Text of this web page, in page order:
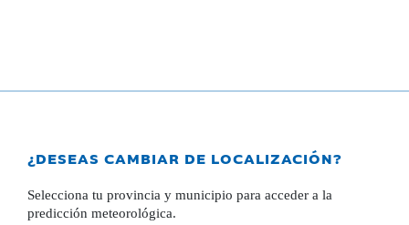
¿DESEAS CAMBIAR DE LOCALIZACIÓN?
Selecciona tu provincia y municipio para acceder a la
predicción meteorológica.